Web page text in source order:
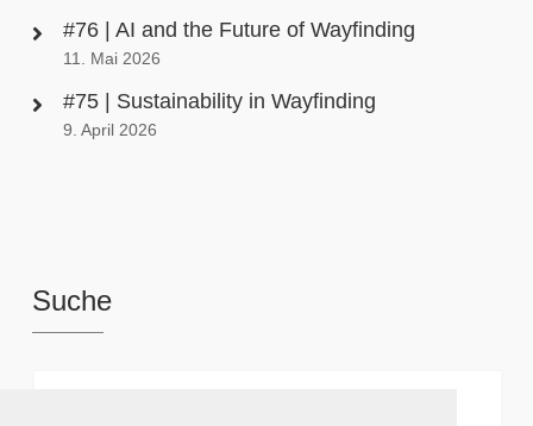
#76 | AI and the Future of Wayfinding
11. Mai 2026
#75 | Sustainability in Wayfinding
9. April 2026
Suche